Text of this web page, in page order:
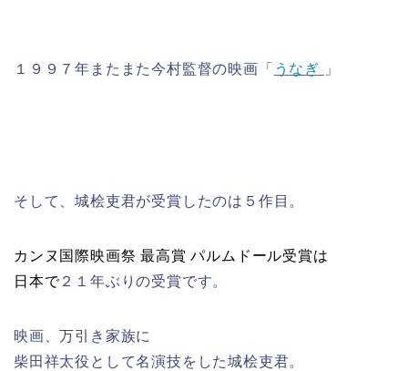
１９９７年またまた今村監督の映画「 うなぎ 」
そして、城桧吏君が受賞したのは５作目。
カンヌ国際映画祭 最高賞 パルムドール受賞は
日本で２１年ぶりの受賞です。
映画、万引き家族に
柴田祥太役として名演技をした城桧吏君。